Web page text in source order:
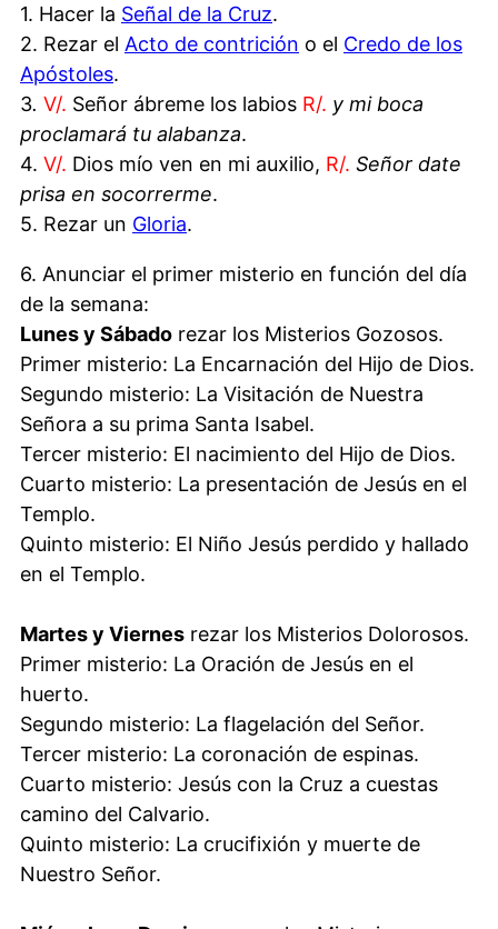
1. Hacer la Señal de la Cruz.
2. Rezar el Acto de contrición o el Credo de los
Apóstoles.
3. V/. Señor ábreme los labios R/. y mi boca
proclamará tu alabanza.
4. V/. Dios mío ven en mi auxilio, R/. Señor date
prisa en socorrerme.
5. Rezar un Gloria.
6. Anunciar el primer misterio en función del día
de la semana:
Lunes y Sábado rezar los Misterios Gozosos.
Primer misterio: La Encarnación del Hijo de Dios.
Segundo misterio: La Visitación de Nuestra
Señora a su prima Santa Isabel.
Tercer misterio: El nacimiento del Hijo de Dios.
Cuarto misterio: La presentación de Jesús en el
Templo.
Quinto misterio: El Niño Jesús perdido y hallado
en el Templo.
Martes y Viernes rezar los Misterios Dolorosos.
Primer misterio: La Oración de Jesús en el
huerto.
Segundo misterio: La flagelación del Señor.
Tercer misterio: La coronación de espinas.
Cuarto misterio: Jesús con la Cruz a cuestas
camino del Calvario.
Quinto misterio: La crucifixión y muerte de
Nuestro Señor.